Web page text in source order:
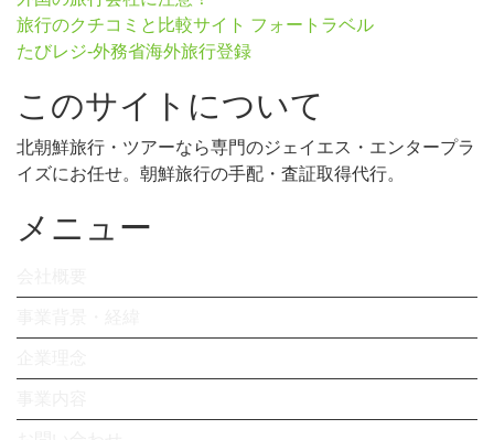
旅行のクチコミと比較サイト フォートラベル
たびレジ-外務省海外旅行登録
このサイトについて
北朝鮮旅行・ツアーなら専門のジェイエス・エンタープラ
イズにお任せ。朝鮮旅行の手配・査証取得代行。
メニュー